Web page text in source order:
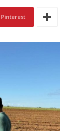
Pinterest